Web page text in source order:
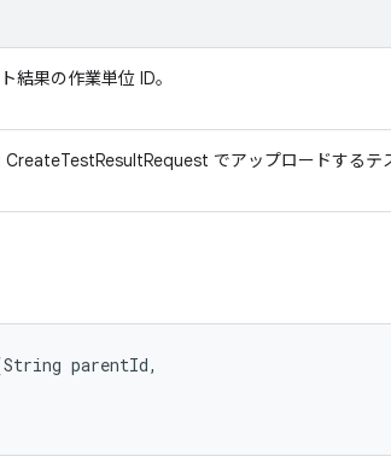
結果の作業単位 ID。
CreateTestResultRequest でアップロードするテ
parentId,